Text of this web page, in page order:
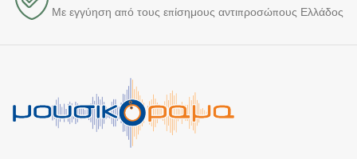
Με εγγύηση από τους επίσημους αντιπροσώπους Ελλάδος